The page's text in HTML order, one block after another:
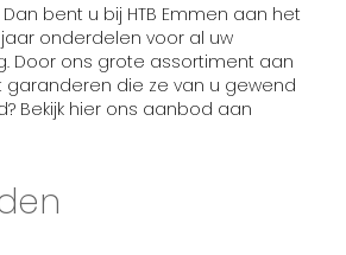
bent u bij HTB Emmen aan het
jaar onderdelen voor al uw
Door ons grote assortiment aan
garanderen die ze van u gewend
Bekijk hier ons aanbod aan